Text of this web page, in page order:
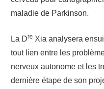
maladie de Parkinson.
La Dre Xia analysera
tout lien entre les
nerveux autonome et les
dernière étape de son